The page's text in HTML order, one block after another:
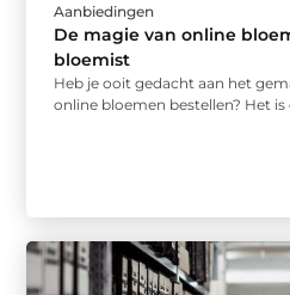
Aanbiedingen
De magie van online
bloemist
Heb je ooit gedacht aan het
online bloemen bestellen? Het is